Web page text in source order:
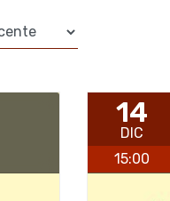
14
DIC
15:00